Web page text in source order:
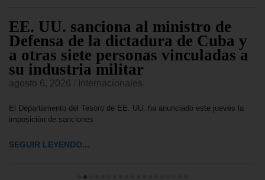
EE. UU. sanciona al ministro de
Defensa de la dictadura de Cuba y
a otras siete personas vinculadas a
su industria militar
agosto 6, 2026 Internacionales
El Departamento del Tesoro de EE. UU. ha anunciado este jueves la
imposición de sanciones
SEGUIR LEYENDO...